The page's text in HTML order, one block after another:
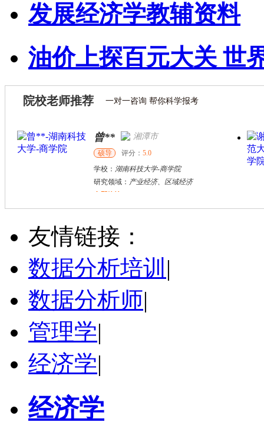
发展经济学教辅资料
油价上探百元大关 世
院校老师推荐 一对一咨询 帮你科学报考
曾** 湘潭市
硕导 评分： 5.0
学校： 湖南科技大学-商学院
研究领域： 产业经济、区域经济
立即咨询
胡** 株洲市
硕导
学校：湖南工业大学
立即咨询
友情链接：
数据分析培训 |
数据分析师|
管理学|
经济学|
经济学